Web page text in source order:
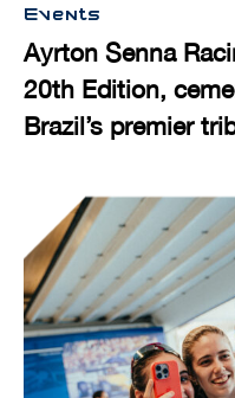
Events
Ayrton Senna
20th Edition,
Brazil’s premier